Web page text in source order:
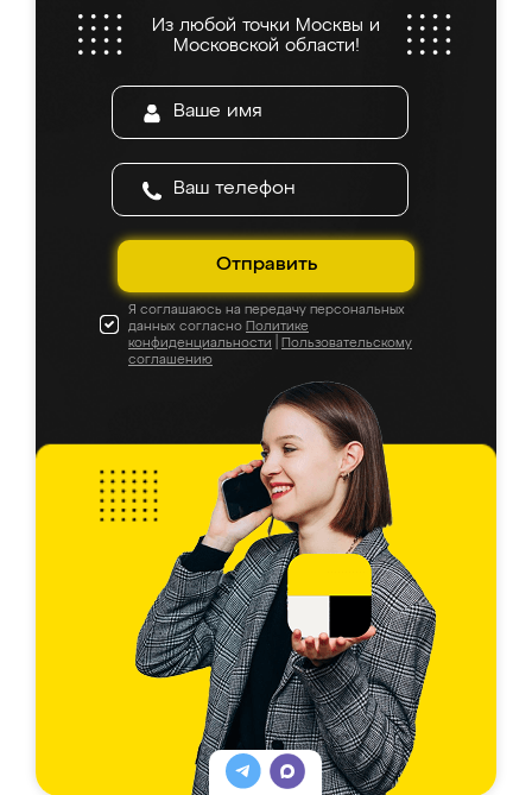
Из любой точки Москвы и
Московской области!
Отправить
Я соглашаюсь на передачу персональных
данных согласно Политике
конфиденциальности
Пользовательскому
соглашению